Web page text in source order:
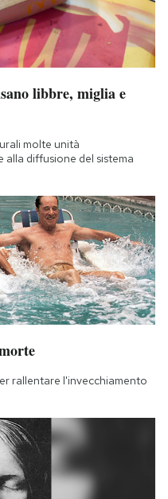
libbre, miglia e
molte unità
diffusione del sistema
rallentare l'invecchiamento